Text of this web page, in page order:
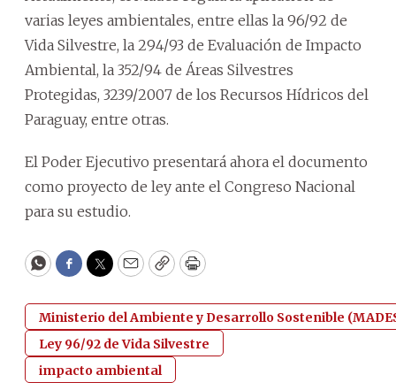
varias leyes ambientales, entre ellas la 96/92 de
Vida Silvestre, la 294/93 de Evaluación de Impacto
Ambiental, la 352/94 de Áreas Silvestres
Protegidas, 3239/2007 de los Recursos Hídricos del
Paraguay, entre otras.
El Poder Ejecutivo presentará ahora el documento
como proyecto de ley ante el Congreso Nacional
para su estudio.
WhatsApp
Facebook
Twitter
EmailCopyPrint
Ministerio del Ambiente y Desarrollo Sostenible
Ley 96/92 de Vida Silvestre
impacto ambiental